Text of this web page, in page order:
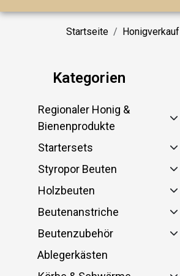
Startseite Honigverkauf
Kategorien
Regionaler Honig &
Bienenprodukte
Startersets
Styropor Beuten
Holzbeuten
Beutenanstriche
Beutenzubehör
Ablegerkästen